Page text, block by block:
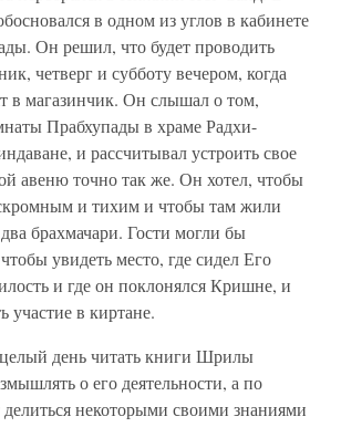
в одном из углов в кабинете
Он решил, что будет проводить
четверг и субботу вечером, когда
в магазинчик. Он слышал о том,
Прабхупады в храме Радхи-
и рассчитывал устроить свое
авеню точно так же. Он хотел, чтобы
и тихим и чтобы там жили
брахмачари. Гости могли бы
увидеть место, где сидел Его
и где он поклонялся Кришне, и
участие в киртане.
день читать книги Шрилы
о его деятельности, а по
делиться некоторыми своими знаниями